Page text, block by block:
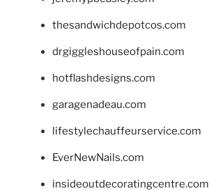
thesandwichdepotcos.com
drgiggleshouseofpain.com
hotflashdesigns.com
garagenadeau.com
lifestylechauffeurservice.com
EverNewNails.com
insideoutdecoratingcentre.com